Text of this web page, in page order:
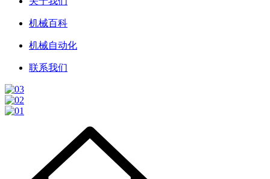
机械百科
机械自动化
联系我们